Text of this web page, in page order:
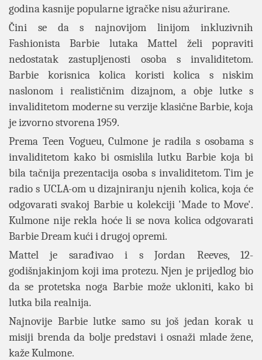
godina kasnije popularne igračke nisu ažurirane.
Čini se da s najnovijom linijom inkluzivnih
Fashionista Barbie lutaka Mattel želi popraviti
nedostatak zastupljenosti osoba s invaliditetom.
Barbie korisnica kolica koristi kolica s niskim
naslonom i realističnim dizajnom, a obje lutke s
invaliditetom moderne su verzije klasične Barbie, koja
je izvorno stvorena 1959.
Prema Teen Vogueu, Culmone je radila s osobama s
invaliditetom kako bi osmislila lutku Barbie koja bi
bila tačnija prezentacija osoba s invaliditetom. Tim je
radio s UCLA-om u dizajniranju njenih kolica, koja će
odgovarati svakoj Barbie u kolekciji 'Made to Move'.
Kulmone nije rekla hoće li se nova kolica odgovarati
Barbie Dream kući i drugoj opremi.
Mattel je sarađivao i s Jordan Reeves, 12-
godišnjakinjom koji ima protezu. Njen je prijedlog bio
da se protetska noga Barbie može ukloniti, kako bi
lutka bila realnija.
Najnovije Barbie lutke samo su još jedan korak u
misiji brenda da bolje predstavi i osnaži mlade žene,
kaže Kulmone.